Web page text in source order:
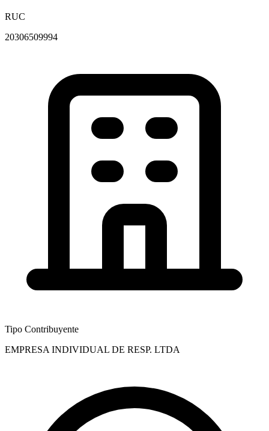
RUC
20306509994
Tipo Contribuyente
EMPRESA INDIVIDUAL DE RESP. LTDA